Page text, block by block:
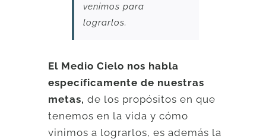
venimos para
lograrlos.
El Medio Cielo nos habla
específicamente de nuestras
metas,de los propósitos en que
tenemos en la vida y cómo
vinimos a lograrlos, es además la